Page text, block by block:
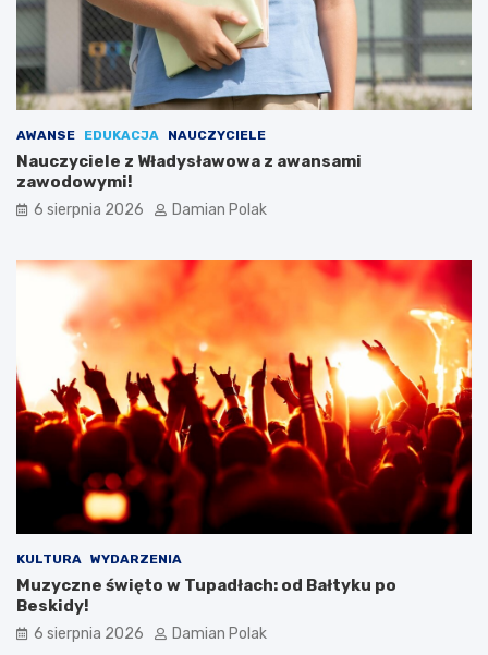
z
ł
a
s
ę
l
i
c
y
r
a
ż
e
i
i
d
l
a
4
d
i
ć
?
AWANSE EDUKACJA NAUCZYCIELE
Nauczyciele z Władysławowa z awansami
zawodowymi!
6 sierpnia 2026 Damian Polak
KULTURA WYDARZENIA
Muzyczne święto w Tupadłach: od Bałtyku po
Beskidy!
6 sierpnia 2026 Damian Polak